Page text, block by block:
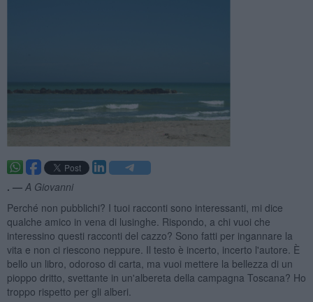
. — A Giovanni
Perché non pubblichi? I tuoi racconti sono interessanti, mi dice
qualche amico in vena di lusinghe. Rispondo, a chi vuoi che
interessino questi racconti del cazzo? Sono fatti per ingannare la
vita e non ci riescono neppure. Il testo è incerto, incerto l'autore. È
bello un libro, odoroso di carta, ma vuoi mettere la bellezza di un
pioppo dritto, svettante in un'albereta della campagna Toscana? Ho
troppo rispetto per gli alberi.